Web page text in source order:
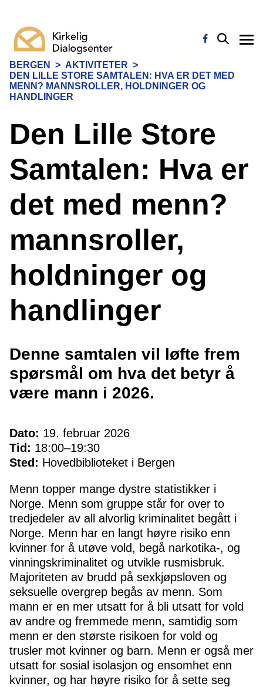
BERGEN > AKTIVITETER >
DEN LILLE STORE SAMTALEN: HVA ER DET MED
MENN? MANNSROLLER, HOLDNINGER OG
HANDLINGER
Den Lille Store
Samtalen: Hva er
det med menn?
mannsroller,
holdninger og
handlinger
Denne samtalen vil løfte frem
spørsmål om hva det betyr å
være mann i 2026.
Dato: 19. februar 2026
Tid: 18:00–19:30
Sted: Hovedbiblioteket i Bergen
Menn topper mange dystre statistikker i
Norge. Menn som gruppe står for over to
tredjedeler av all alvorlig kriminalitet begått i
Norge. Menn har en langt høyre risiko enn
kvinner for å utøve vold, begå narkotika-, og
vinningskriminalitet og utvikle rusmisbruk.
Majoriteten av brudd på sexkjøpsloven og
seksuelle overgrep begås av menn. Som
mann er en mer utsatt for å bli utsatt for vold
av andre og fremmede menn, samtidig som
menn er den største risikoen for vold og
trusler mot kvinner og barn. Menn er også mer
utsatt for sosial isolasjon og ensomhet enn
kvinner, og har høyre risiko for å sette seg